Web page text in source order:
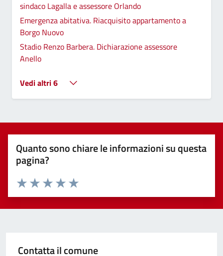
sindaco Lagalla e assessore Orlando
Emergenza abitativa. Riacquisito appartamento a
Borgo Nuovo
Stadio Renzo Barbera. Dichiarazione assessore
Anello
Vedi altri 6
Quanto sono chiare le informazioni su questa
pagina?
Valuta 5 stelle su 5
Valuta 4 stelle su 5
Valuta 3 stelle su 5
Valuta 2 stelle su 5
Valuta 1 stelle su 5
Contatta il comune